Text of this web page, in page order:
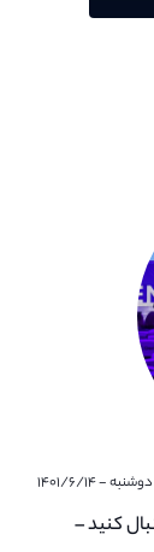
۲۰۲۳ که باید دنبال کنید –